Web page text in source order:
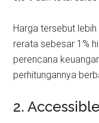
Harga tersebut
rerata sebesar 1%
perencana
perhitungannya
2. Accessible